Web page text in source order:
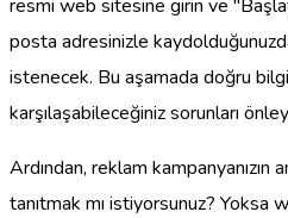
resmi web sitesine girin ve
posta adresinizle
istenecek. Bu aşamada doğru
karşılaşabileceğiniz sorunları
Ardından, reklam kampanyanızın
tanıtmak mı istiyorsunuz? Yoksa